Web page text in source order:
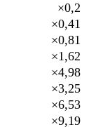
×0,2
×0,41
×0,81
×1,62
×4,98
×3,25
×6,53
×9,19